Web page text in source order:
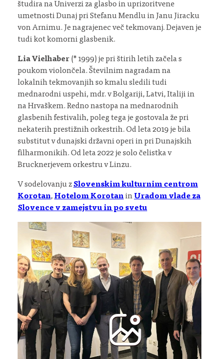
študira na Univerzi za glasbo in uprizoritvene
umetnosti Dunaj pri Stefanu Mendlu in Janu Jiracku
von Arnimu. Je nagrajenec več tekmovanj. Dejaven je
tudi kot komorni glasbenik.
Lia Vielhaber (* 1999) je pri štirih letih začela s
poukom violončela. Številnim nagradam na
lokalnih tekmovanjih so kmalu sledili tudi
mednarodni uspehi, mdr. v Bolgariji, Latvi, Italiji in
na Hrvaškem. Redno nastopa na mednarodnih
glasbenih festivalih, poleg tega je gostovala že pri
nekaterih prestižnih orkestrih. Od leta 2019 je bila
substitut v dunajski državni operi in pri Dunajskih
filharmonikih. Od leta 2022 je solo čelistka v
Brucknerjevem orkestru v Linzu.
V sodelovanju z Slovenskim kulturnim centrom
Korotan,Hotelom Korotanin Uradom vlade za
Slovence v zamejstvu in po svetu